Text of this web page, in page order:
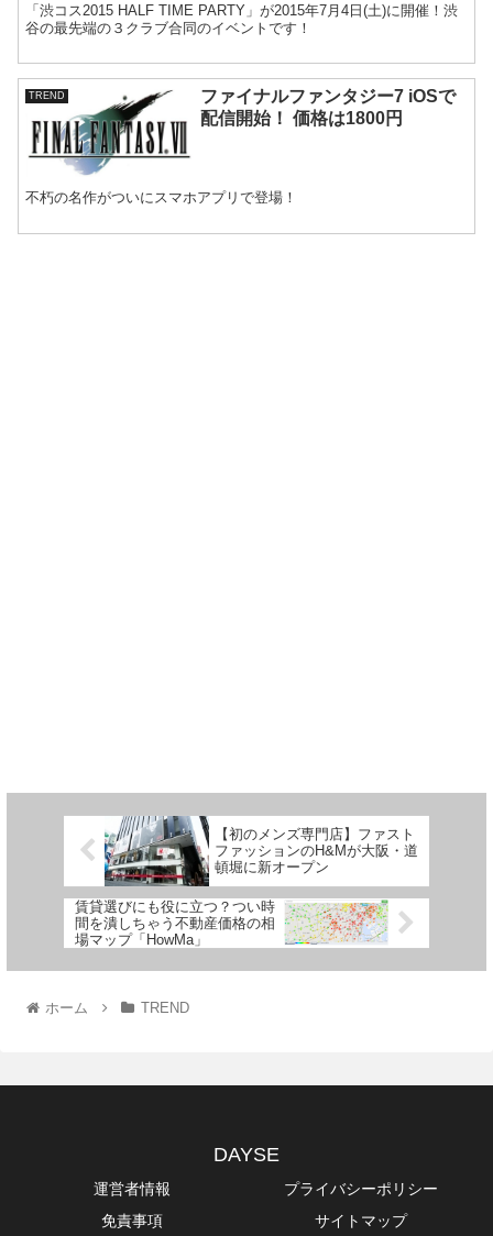
「渋コス2015 HALF TIME PARTY」が2015年7月4日(土)に開催！渋
谷の最先端の３クラブ合同のイベントです！
TREND
ファイナルファンタジー7 iOSで
配信開始！ 価格は1800円
不朽の名作がついにスマホアプリで登場！
【初のメンズ専門店】ファスト
ファッションのH&Mが大阪・道
頓堀に新オープン
賃貸選びにも役に立つ？つい時
間を潰しちゃう不動産価格の相
場マップ「HowMa」
ホーム TREND
DAYSE
運営者情報
プライバシーポリシー
免責事項
サイトマップ